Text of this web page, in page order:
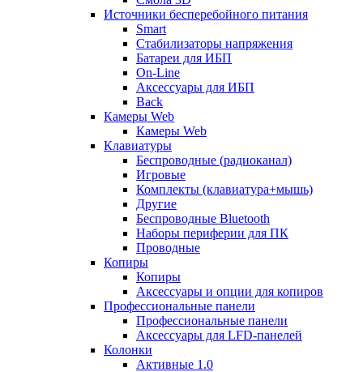
Источники бесперебойного питания
Smart
Стабилизаторы напряжения
Батареи для ИБП
On-Line
Аксессуары для ИБП
Back
Камеры Web
Камеры Web
Клавиатуры
Беспроводные (радиоканал)
Игровые
Комплекты (клавиатура+мышь)
Другие
Беспроводные Bluetooth
Наборы периферии для ПК
Проводные
Копиры
Копиры
Аксессуары и опции для копиров
Профессиональные панели
Профессиональные панели
Аксессуары для LFD-панелей
Колонки
Активные 1.0